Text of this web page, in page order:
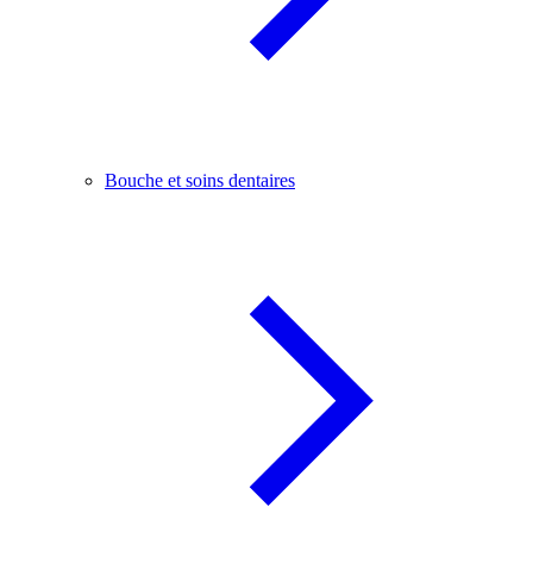
Bouche et soins dentaires